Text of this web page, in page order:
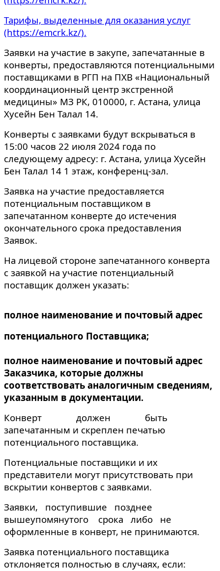
Тарифы, выделенные для оказания услуг
(https://emcrk.kz/).
Заявки на участие в закупе, запечатанные в
конверты, предоставляются потенциальными
поставщиками в РГП на ПХВ «Национальный
координационный центр экстренной
медицины» МЗ РК, 010000, г. Астана, улица
Хусейн Бен Талал 14.
Конверты с заявками будут вскрываться в
15:00 часов 22 июля 2024 года по
следующему адресу: г. Астана, улица Хусейн
Бен Талал 14 1 этаж, конференц-зал.
Заявка на участие предоставляется
потенциальным поставщиком в
запечатанном конверте до истечения
окончательного срока предоставления
Заявок.
На лицевой стороне запечатанного конверта
с заявкой на участие потенциальный
поставщик должен указать:
полное наименование и почтовый адрес
потенциального Поставщика;
полное наименование и почтовый адрес
Заказчика, которые должны
соответствовать аналогичным сведениям,
указанным в документации.
Конверт должен быть
запечатанным и скреплен печатью
потенциального поставщика.
Потенциальные поставщики и их
представители могут присутствовать при
вскрытии конвертов с заявками.
Заявки, поступившие позднее
вышеупомянутого срока либо не
оформленные в конверт, не принимаются.
Заявка потенциального поставщика
отклоняется полностью в случаях, если: